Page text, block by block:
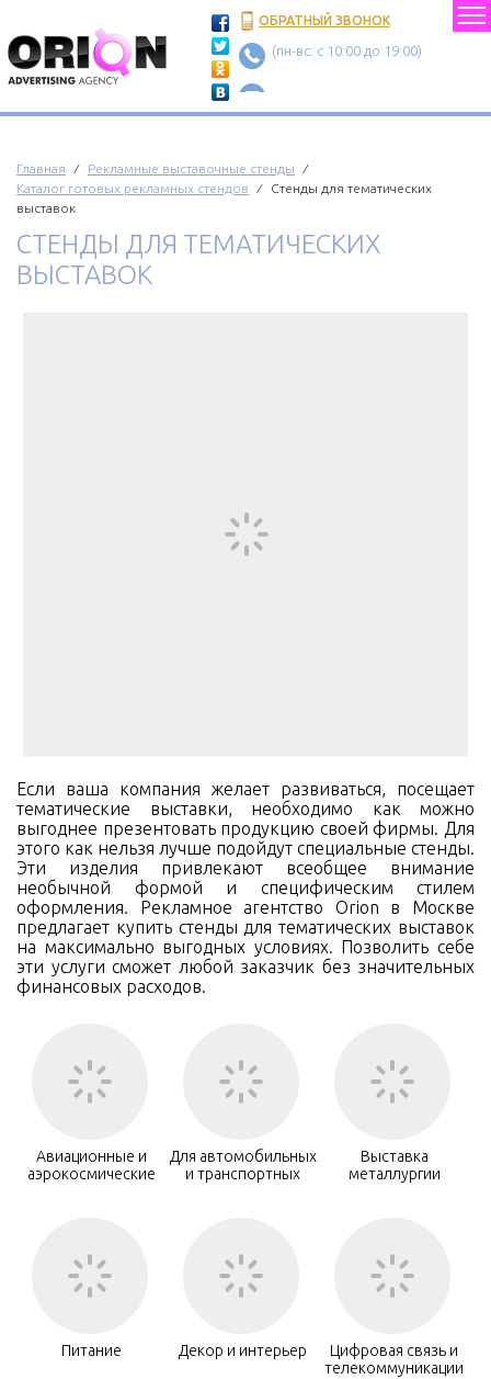
ОБРАТНЫЙ ЗВОНОК
(пн-вс: c 10:00 до 19:00)
Главная ⁄ Рекламные выставочные стенды ⁄
Каталог готовых рекламных стендов ⁄ Стенды для тематических
выставок
СТЕНДЫ ДЛЯ ТЕМАТИЧЕСКИХ
ВЫСТАВОК
Если ваша компания желает развиваться, посещает
тематические выставки, необходимо как можно
выгоднее презентовать продукцию своей фирмы. Для
этого как нельзя лучше подойдут специальные стенды.
Эти изделия привлекают всеобщее внимание
необычной формой и специфическим стилем
оформления. Рекламное агентство Orion в Москве
предлагает купить стенды для тематических выставок
на максимально выгодных условиях. Позволить себе
эти услуги сможет любой заказчик без значительных
финансовых расходов.
Авиационные и
аэрокосмические
Для автомобильных
и транспортных
Выставка
металлургии
Питание Декор и интерьер
Цифровая связь и
телекоммуникации